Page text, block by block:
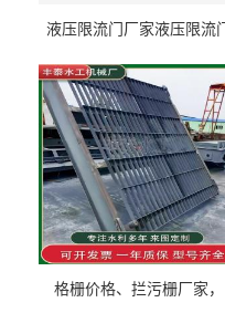
液压限流门厂家液压限流门
泰制造
格栅价格、拦污栅厂家，